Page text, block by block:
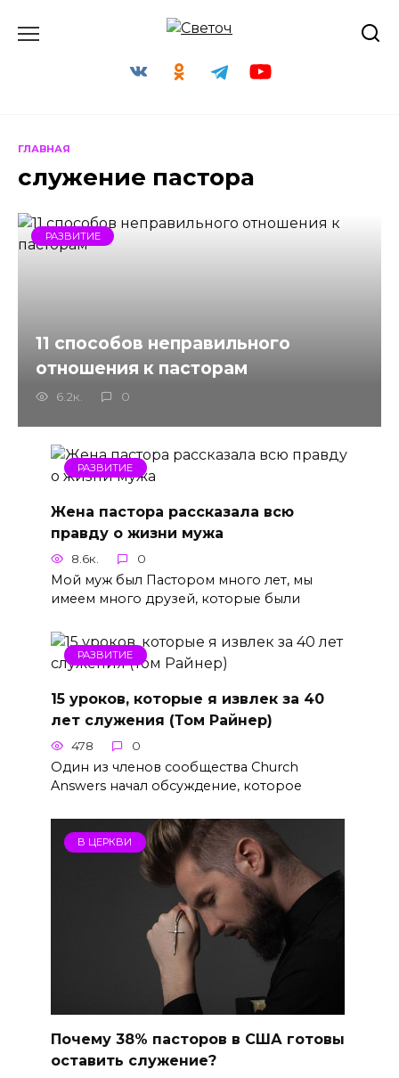
ГЛАВНАЯ
служение пастора
РАЗВИТИЕ
11 способов неправильного
отношения к пасторам
6.2к. 0
РАЗВИТИЕ
Жена пастора рассказала всю
правду о жизни мужа
8.6к. 0
Мой муж был Пастором много лет, мы
имеем много друзей, которые были
РАЗВИТИЕ
15 уроков, которые я извлек за 40
лет служения (Том Райнер)
478 0
Один из членов сообщества Church
Answers начал обсуждение, которое
В ЦЕРКВИ
Почему 38% пасторов в США готовы
оставить служение?